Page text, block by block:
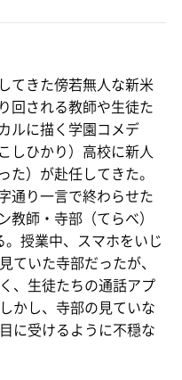
てきた傍若無人な新米
回される教師や生徒た
ルに描く学園コメデ
しひかり）高校に新人
た）が赴任してきた。
通り一言で終わらせた
教師・寺部（てらべ）
授業中、スマホをいじ
ていた寺部だったが、
、生徒たちの通話アプ
かし、寺部の見ていな
に受けるように不穏な